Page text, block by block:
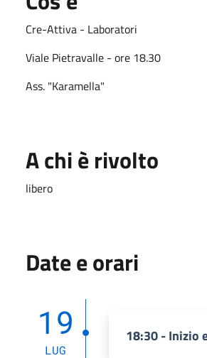
Cre-Attiva - Laboratori
Viale Pietravalle - ore 18.30
Ass. "Karamella"
A chi è rivolto
libero
Date e orari
19
LUG
18:30 - Inizio